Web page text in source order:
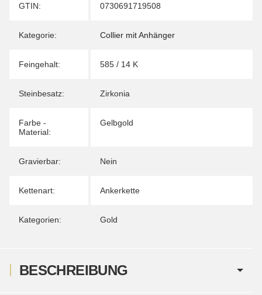
Produkteigenschaft
Wert
GTIN: 0730691719508
Kategorie: Collier mit Anhänger
Feingehalt: 585 / 14 K
Steinbesatz: Zirkonia
Farbe -
Material:
Gelbgold
Gravierbar: Nein
Kettenart: Ankerkette
Kategorien: Gold
BESCHREIBUNG